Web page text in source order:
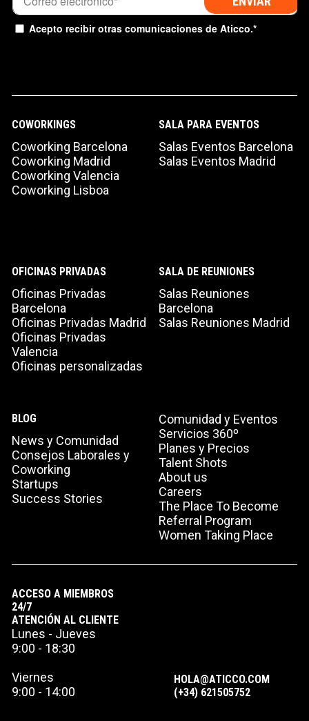
Acepto recibir otras comunicaciones de Aticco.*
COWORKINGS
Coworking Barcelona
Coworking Madrid
Coworking Valencia
Coworking Lisboa
SALA PARA EVENTOS
Salas Eventos Barcelona
Salas Eventos Madrid
OFICINAS PRIVADAS
Oficinas Privadas
Barcelona
Oficinas Privadas Madrid
Oficinas Privadas
Valencia
Oficinas personalizadas
SALA DE REUNIONES
Salas Reuniones
Barcelona
Salas Reuniones Madrid
BLOG
News y Comunidad
Consejos Laborales y
Coworking
Startups
Success Stories
Comunidad y Eventos
Servicios 360º
Planes y Precios
Talent Shots
About us
Careers
The Place To Become
Referral Program
Women Taking Place
ACCESO A MIEMBROS
24/7
ATENCIÓN AL CLIENTE
Lunes - Jueves
9:00 - 18:30
Viernes
9:00 - 14:00
HOLA@ATICCO.COM
(+34) 621505752